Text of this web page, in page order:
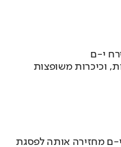
י-ם
וכיכרות משופצות
ם מחזירה אותה לפסגת